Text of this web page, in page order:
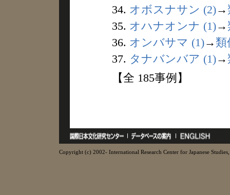
34. オボスナサン (2)→
35. オハナオンナ (1)→
36. オンバサマ (1)→ 類
37. タナバンバア (1)→
【全 185事例】
Copyright (c) 2002- International Research Center for Japanese